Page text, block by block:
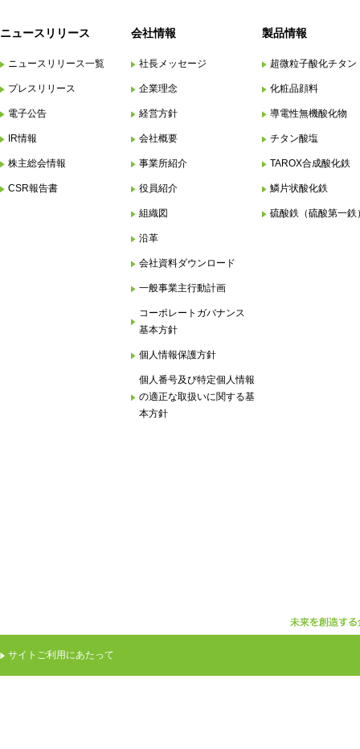
ニュースリリース
ニュースリリース一覧
プレスリリース
電子公告
IR情報
株主総会情報
CSR報告書
会社情報
社長メッセージ
企業理念
経営方針
会社概要
事業所紹介
役員紹介
組織図
沿革
会社資料ダウンロード
一般事業主行動計画
コーポレートガバナンス
基本方針
個人情報保護方針
個人番号及び特定個人情報
の適正な取扱いに関する基
本方針
製品情報
超微粒子酸化チタン
化粧品顔料
導電性無機酸化物
チタン酸塩
TAROX合成酸化鉄
鱗片状酸化鉄
硫酸鉄（硫酸第一鉄
サイトご利用にあたって